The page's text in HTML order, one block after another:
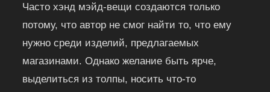
Часто хэнд мэйд-вещи создаются только
потому, что автор не смог найти то, что ему
нужно среди изделий, предлагаемых
магазинами. Однако желание быть ярче,
выделиться из толпы, носить что-то